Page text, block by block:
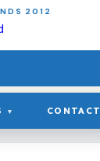
2012
▾ CONTACT